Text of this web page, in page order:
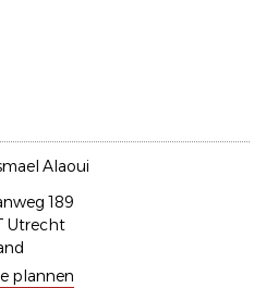
Alaoui
189
Utrecht
plannen